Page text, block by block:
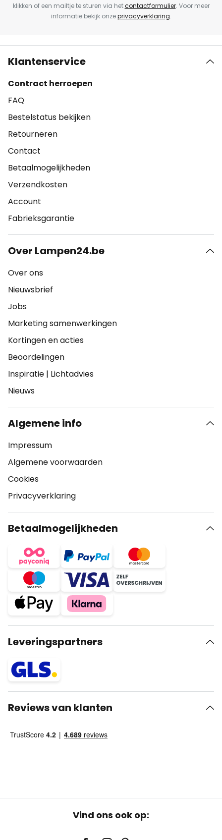
klikken of een mailtje te sturen via hetcontactformulier. Voor meer
informatie bekijk onzeprivacyverklaring.
Klantenservice
Contract herroepen
FAQ
Bestelstatus bekijken
Retourneren
Contact
Betaalmogelijkheden
Verzendkosten
Account
Fabrieksgarantie
Over Lampen24.be
Over ons
Nieuwsbrief
Jobs
Marketing samenwerkingen
Kortingen en acties
Beoordelingen
Inspiratie | Lichtadvies
Nieuws
Algemene info
Impressum
Algemene voorwaarden
Cookies
Privacyverklaring
Betaalmogelijkheden
Leveringspartners
Reviews van klanten
Vind ons ook op: